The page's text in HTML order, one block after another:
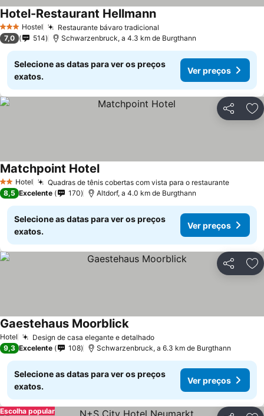
3 EstrelasHostel Restaurante bávaro tradicional
Hotel-Restaurant Hellmann
7,0 514 Schwarzenbruck, a 4.3 km de Burgthann
Selecione as datas para ver os preços
exatos.
Ver preços
Partilhar
2 Estrelas
Hotel Quadras de tênis cobertas com vista para o restaurante
Matchpoint Hotel
8,5 Excelente 170 Altdorf, a 4.0 km de Burgthann
Selecione as datas para ver os preços
exatos.
Ver preços
Partilhar
Hotel Design de casa elegante e detalhado
Gaestehaus Moorblick
9,3 Excelente 108 Schwarzenbruck, a 6.3 km de Burgthann
Selecione as datas para ver os preços
exatos.
Ver preços
Escolha popular